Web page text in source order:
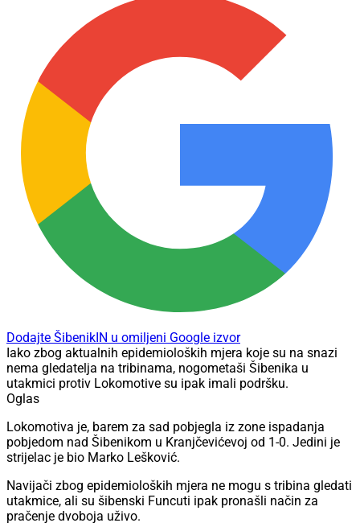
Dodajte ŠibenikIN u omiljeni Google izvor
Iako zbog aktualnih epidemioloških mjera koje su na snazi
nema gledatelja na tribinama, nogometaši Šibenika u
utakmici protiv Lokomotive su ipak imali podršku.
Oglas
Lokomotiva je, barem za sad pobjegla iz zone ispadanja
pobjedom nad Šibenikom u Kranjčevićevoj od 1-0. Jedini je
strijelac je bio Marko Lešković.
Navijači zbog epidemioloških mjera ne mogu s tribina gledati
utakmice, ali su šibenski Funcuti ipak pronašli način za
pračenje dvoboja uživo.